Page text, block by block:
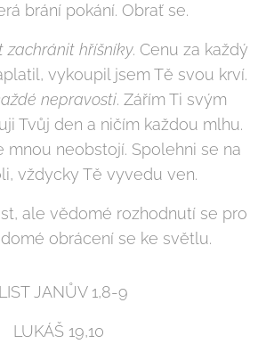
brání pokání. Obrať se.
zachránit hříšníky. Cenu za každý
vykoupil jsem Tě svou krví.
nepravosti. Zářím Ti svým
Tvůj den a ničím každou mlhu.
mnou neobstojí. Spolehni se na
vždycky Tě vyvedu ven.
ale vědomé rozhodnutí se pro
obrácení se ke světlu.
JANŮV 1,8-9
LUKÁŠ 19,10